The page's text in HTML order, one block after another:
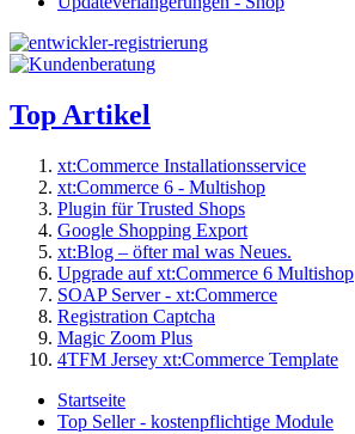
Top Artikel
xt:Commerce Installationsservice
xt:Commerce 6 - Multishop
Plugin für Trusted Shops
Google Shopping Export
xt:Blog – öfter mal was Neues.
Upgrade auf xt:Commerce 6 Multishop
SOAP Server - xt:Commerce
Registration Captcha
Magic Zoom Plus
4TFM Jersey xt:Commerce Template
Startseite
Top Seller - kostenpflichtige Module